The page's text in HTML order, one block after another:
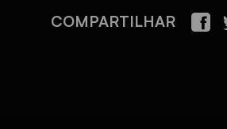
COMPARTILHAR